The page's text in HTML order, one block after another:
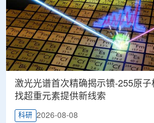
激光光谱首次精确揭示镄-255原子
找超重元素提供新线索
科研 2026-08-08